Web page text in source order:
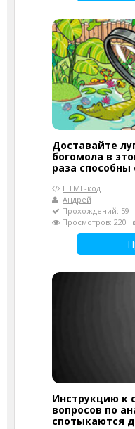
Доставайте
богомола в
раза
HTML-код
Андрей
Прохождений: 59
Просмотров: 220
Инструкцию к
вопросов по
спотыкаются